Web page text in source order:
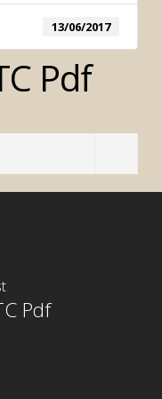
13/06/2017
Pdf
Pdf